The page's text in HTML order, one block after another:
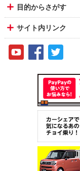
目的からさがす
サイト内リンク